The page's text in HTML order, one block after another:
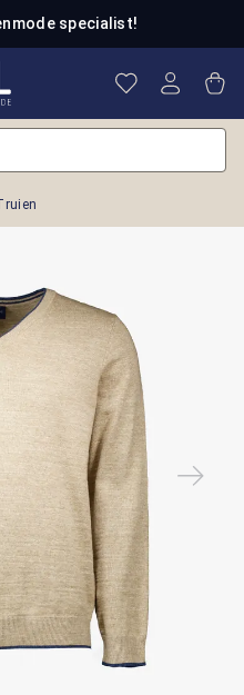
specialist!
Je hebt 0